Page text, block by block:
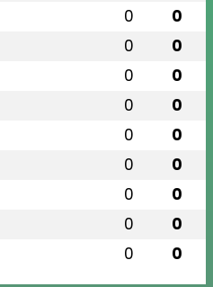
0 0
0 0
0 0
0 0
0 0
0 0
0 0
0 0
0 0